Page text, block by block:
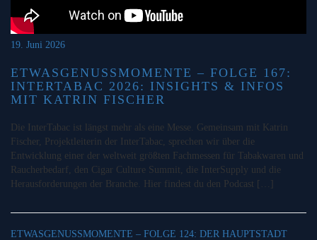
19. Juni 2026
ETWASGENUSSMOMENTE – FOLGE 167:
INTERTABAC 2026: INSIGHTS & INFOS
MIT KATRIN FISCHER
Die InterTabac ist längst mehr als eine Messe. Gemeinsam mit Katrin
Fischer, Projektleiterin der InterTabac, sprechen wir über die
Entwicklung einer der weltweit größten Fachmessen für Tabakwaren und
Raucherbedarf, den Cigar Culture Summit, die InterSupply und die
Herausforderungen der Branche. Hier findest du den Podcast […]
ETWASGENUSSMOMENTE – FOLGE 124: DER HAUPTSTADT